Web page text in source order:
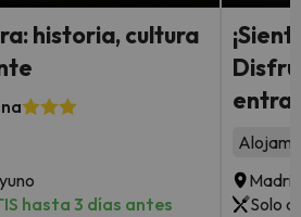
historia, cultura
hasta 3 días antes
Madrid
Solo